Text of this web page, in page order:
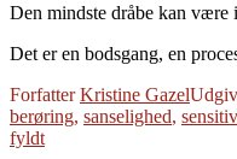
Den mindste dråbe kan være
Det er en bodsgang, en
ForfatterKristine Gazel
berøring, sanselighed,
fyldt